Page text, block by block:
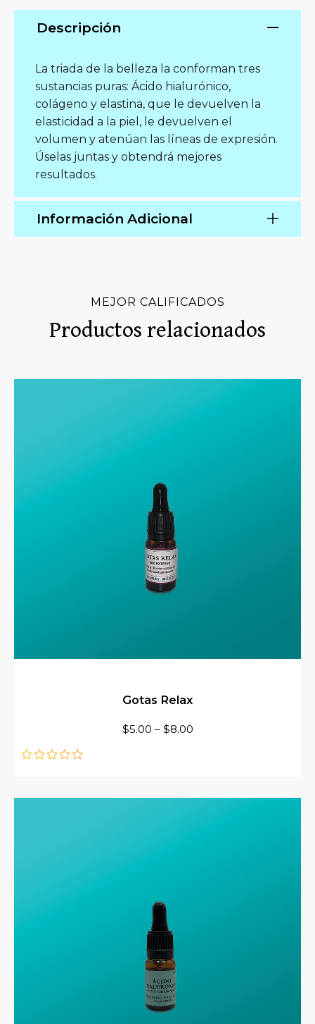
Descripción
La triada de la belleza la conforman tres
sustancias puras: Ácido hialurónico,
colágeno y elastina, que le devuelven la
elasticidad a la piel, le devuelven el
volumen y atenúan las líneas de expresión.
Úselas juntas y obtendrá mejores
resultados.
Información Adicional
MEJOR CALIFICADOS
Productos relacionados
Gotas Relax
$5.00 – $8.00